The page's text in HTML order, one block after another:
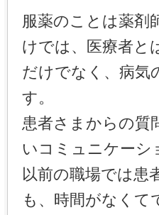
服薬のことは薬剤
けでは、医療者と
だけでなく、病気
す。
患者さまからの質
いコミュニケーシ
以前の職場では患
も、時間がなく